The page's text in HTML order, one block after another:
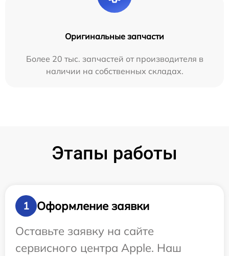
Оригинальные запчасти
Более 20 тыс. запчастей от производителя в
наличии на собственных складах.
Этапы работы
1
Оформление заявки
Оставьте заявку на сайте
сервисного центра Apple. Наш